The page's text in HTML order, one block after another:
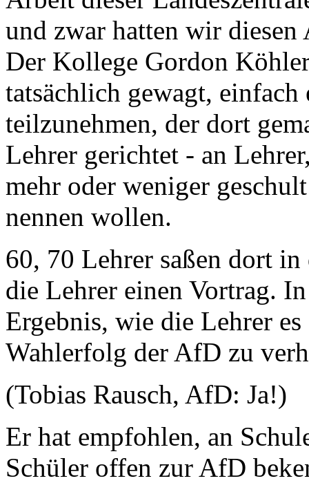
und zwar hatten wir
Der Kollege Gordon
tatsächlich gewagt,
teilzunehmen, der dort
Lehrer gerichtet - an
mehr oder weniger
nennen wollen.
60, 70 Lehrer saßen dort
die Lehrer einen Vortrag.
Ergebnis, wie die Lehrer
Wahlerfolg der AfD zu
(Tobias Rausch, AfD: Ja!)
Er hat empfohlen, an
Schüler offen zur AfD